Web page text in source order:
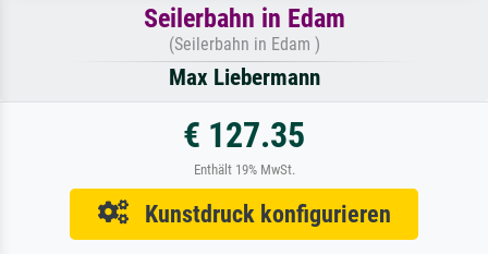
Seilerbahn in Edam
(Seilerbahn in Edam )
Max Liebermann
€ 127.35
Enthält 19% MwSt.
Kunstdruck konfigurieren